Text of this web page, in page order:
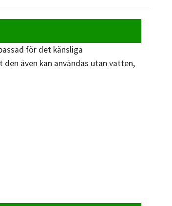
för det känsliga
även kan användas utan vatten,